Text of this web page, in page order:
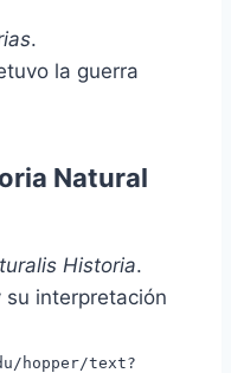
.
la guerra
Natural
Historia.
su interpretación
hopper/text?